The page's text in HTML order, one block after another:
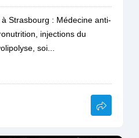
Strasbourg : Médecine anti-
injections du
soi...